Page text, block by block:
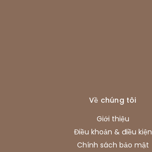
Về chúng tôi
Giới thiệu
Điều khoản & điều kiện
Chính sách bảo mật